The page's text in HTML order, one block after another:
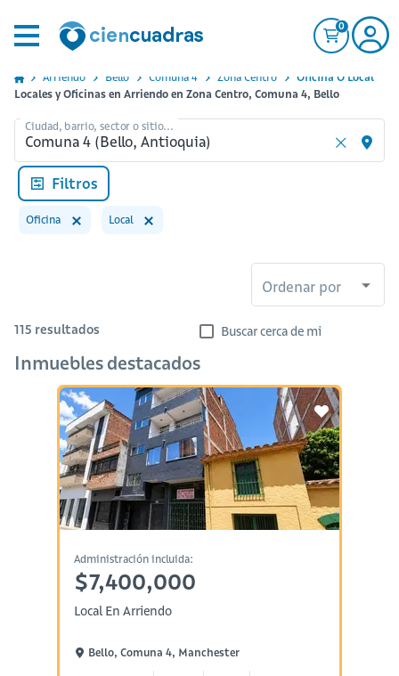
0
Arriendo Bello Comuna 4 Zona Centro
Oficina O Local
Locales y Oficinas en Arriendo en Zona Centro, Comuna 4, Bello
Ciudad, barrio, sector o sitio...
Filtros
Oficina Local
Ordenar por
115 resultados Buscar cerca de mi
Inmuebles destacados
Administración incluida:
$7,400,000
Local En Arriendo
Bello, Comuna 4, Manchester